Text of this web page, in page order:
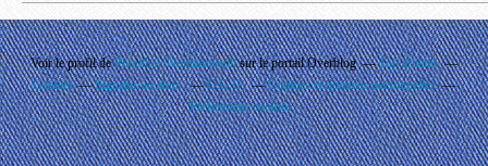
Voir le profil dePhouthay Nontanovanhsur le portail Overblog
Top articles
Contact
Signaler un abus C.G.U.
Cookies et données personnelles
Préférences cookies